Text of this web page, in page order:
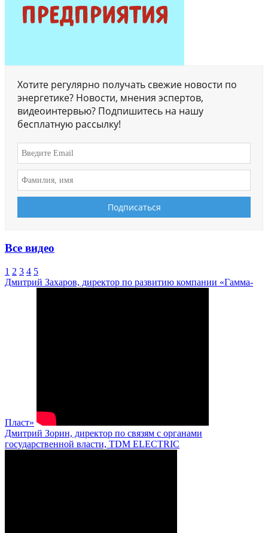
Хотите регулярно получать свежие новости по
энергетике? Новости, мнения эспертов,
видеоинтервью? Подпишитесь на нашу
бесплатную рассылку!
Все видео
1 2 3 4 5
Дмитрий Захаров, директор по развитию компании «Гамма-
Пласт»
Дмитрий Зорин, директор по связям с органами
государственной власти, TDM ELECTRIC